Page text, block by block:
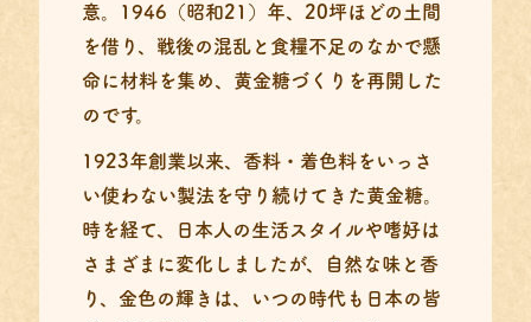
意。1946（昭和21）年、20坪ほどの土間
を借り、戦後の混乱と食糧不足のなかで懸
命に材料を集め、黄金糖づくりを再開した
のです。
1923年創業以来、香料・着色料をいっさ
い使わない製法を守り続けてきた黄金糖。
時を経て、日本人の生活スタイルや嗜好は
さまざまに変化しましたが、自然な味と香
り、金色の輝きは、いつの時代も日本の皆